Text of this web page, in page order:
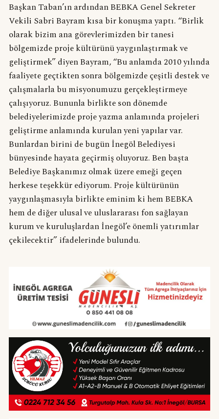
Başkan Taban’ın ardından BEBKA Genel Sekreter
Vekili Sabri Bayram kısa bir konuşma yaptı. “Birlik
olarak bizim ana görevlerimizden bir tanesi
bölgemizde proje kültürünü yaygınlaştırmak ve
geliştirmek” diyen Bayram, “Bu anlamda 2010 yılında
faaliyete geçtikten sonra bölgemizde çeşitli destek ve
çalışmalarla bu misyonumuzu gerçekleştirmeye
çalışıyoruz. Bununla birlikte son dönemde
belediyelerimizde proje yazma anlamında projeleri
geliştirme anlamında kurulan yeni yapılar var.
Bunlardan birini de bugün İnegöl Belediyesi
bünyesinde hayata geçirmiş oluyoruz. Ben başta
Belediye Başkanımız olmak üzere emeği geçen
herkese teşekkür ediyorum. Proje kültürünün
yaygınlaşmasıyla birlikte eminim ki hem BEBKA
hem de diğer ulusal ve uluslararası fon sağlayan
kurum ve kuruluşlardan İnegöl’e önemli yatırımlar
çekilecektir” ifadelerinde bulundu.